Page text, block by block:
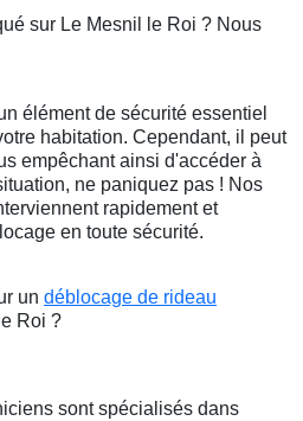
sur Le Mesnil le Roi ? Nous
élément de sécurité essentiel
habitation. Cependant, il peut
empêchant ainsi d'accéder à
ne paniquez pas ! Nos
rapidement et
en toute sécurité.
un déblocage de rideau
Roi ?
sont spécialisés dans